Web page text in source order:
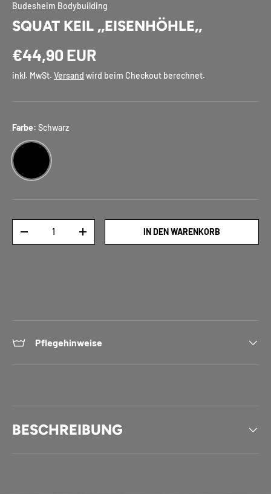
Budesheim Bodybuilding
SQUAT KEIL ,,EISENHÖHLE,,
€44,90 EUR
inkl. MwSt. Versand wird beim Checkout berechnet.
Farbe: Schwarz
SCHWARZ
-
+ IN DEN WARENKORB
Pflegehinweise
BESCHREIBUNG